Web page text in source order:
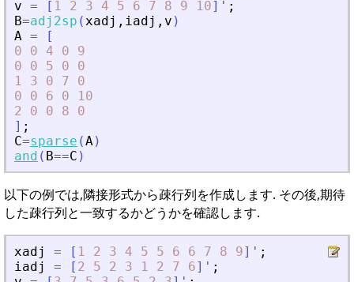
v = [ 1 2 3 4 5 6 7 8 9 10] ' ;
B=adj2sp (xadj , iadj , v )
A =
[
0
0 4 0
9
0
0 5 0
0
1
3 0 7
0
0
0 6 0
10
2
0 0 8
0
] ;
C=sparse (A)
and ( B==C )
以下の例では,隣接形式から疎行列を作成します. その後,期待
した疎行列と一致するかどうかを確認します.
xadj = [ 1 2 3 4 5 5 6 6 7 8 9] ' ;
iadj
= [ 2 5 2 3 1 2 7 6] ' ;